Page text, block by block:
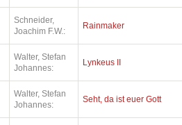
Schneider,
Joachim F.W.:
Rainmaker
Walter, Stefan
Johannes:
Lynkeus II
Walter, Stefan
Johannes:
Seht, da ist euer Gott